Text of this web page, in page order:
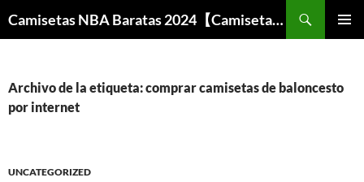
Camisetas NBA Baratas 2024【Camisetas Especiales Baloncesto】
Archivo de la etiqueta: comprar camisetas de baloncesto
por internet
UNCATEGORIZED